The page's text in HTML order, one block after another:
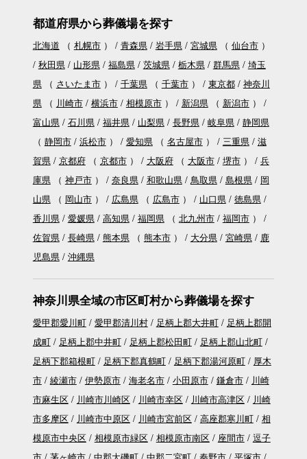
都道府県から葬儀場を探す
北海道 （ 札幌市） 青森県 岩手県 宮城県（ 仙台市）
秋田県
山形県 福島県 茨城県 栃木県 群馬県
埼玉
県（ さいたま市） 千葉県（ 千葉市） 東京都
神奈川
県（ 川崎市 横浜市 相模原市） 新潟県（ 新潟市）
富山県
石川県 福井県 山梨県 長野県 岐阜県
静岡県
（ 静岡市 浜松市） 愛知県（ 名古屋市） 三重県
滋
賀県
京都府（ 京都市） 大阪府（ 大阪市 堺市）
兵
庫県（ 神戸市） 奈良県 和歌山県 鳥取県 島根県
岡
山県（ 岡山市） 広島県（ 広島市） 山口県
徳島県
香川県
愛媛県 高知県 福岡県（ 北九州市 福岡市）
佐賀県
長崎県 熊本県（ 熊本市） 大分県 宮崎県
鹿
児島県
沖縄県
神奈川県全域の市区町村から葬儀場を探す
愛甲郡愛川町 愛甲郡清川村 足柄上郡大井町
足柄上郡開
成町
足柄上郡中井町 足柄上郡松田町
足柄上郡山北町
足柄下郡箱根町
足柄下郡真鶴町 足柄下郡湯河原町
厚木
市
綾瀬市 伊勢原市 海老名市 小田原市 鎌倉市
川崎
市麻生区
川崎市川崎区 川崎市幸区 川崎市高津区
川崎
市多摩区
川崎市中原区 川崎市宮前区 高座郡寒川町
相
模原市中央区
相模原市緑区 相模原市南区 座間市
逗子